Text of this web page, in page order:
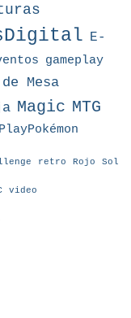
E-
gameplay
Mesa
Magic MTG
PlayPokémon
retro Rojo Sol
video